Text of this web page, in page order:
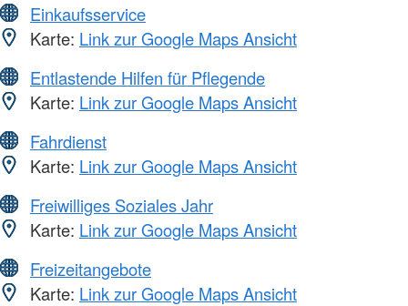
Einkaufsservice
Karte: Link zur Google Maps Ansicht
Entlastende Hilfen für Pflegende
Karte: Link zur Google Maps Ansicht
Fahrdienst
Karte: Link zur Google Maps Ansicht
Freiwilliges Soziales Jahr
Karte: Link zur Google Maps Ansicht
Freizeitangebote
Karte: Link zur Google Maps Ansicht